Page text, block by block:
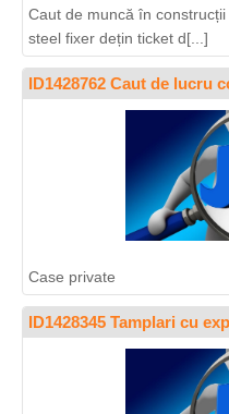
Caut de muncă în
steel fixer dețin ticket d[...]
ID1428762 Caut de lucru
Case private
ID1428345 Tamplari cu